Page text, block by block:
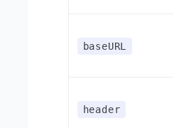
baseURL
header